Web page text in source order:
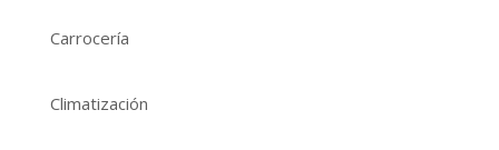
Carrocería
Climatización